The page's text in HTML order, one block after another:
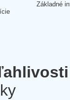
Základné